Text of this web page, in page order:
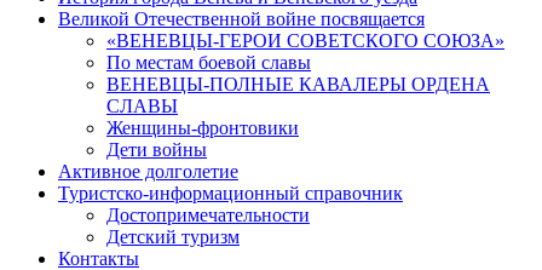
Великой Отечественной войне посвящается
«ВЕНЕВЦЫ-ГЕРОИ СОВЕТСКОГО СОЮЗА»
По местам боевой славы
ВЕНЕВЦЫ-ПОЛНЫЕ КАВАЛЕРЫ ОРДЕНА
СЛАВЫ
Женщины-фронтовики
Дети войны
Активное долголетие
Туристско-информационный справочник
Достопримечательности
Детский туризм
Контакты